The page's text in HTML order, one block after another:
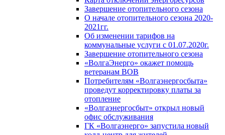
Завершение отопительного сезона
О начале отопительного сезона 2020-
2021гг.
Об изменении тарифов на
коммунальные услуги с 01.07.2020г.
Завершение отопительного сезона
«ВолгаЭнерго» окажет помощь
ветеранам ВОВ
Потребителям «Волгаэнергосбыта»
проведут корректировку платы за
отопление
«Волгаэнергосбыт» открыл новый
офис обслуживания
ГК «Волгаэнерго» запустила новый